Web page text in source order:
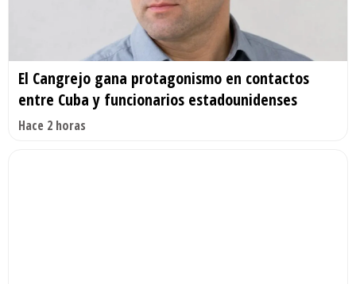
El Cangrejo gana protagonismo en contactos
entre Cuba y funcionarios estadounidenses
Hace 2 horas